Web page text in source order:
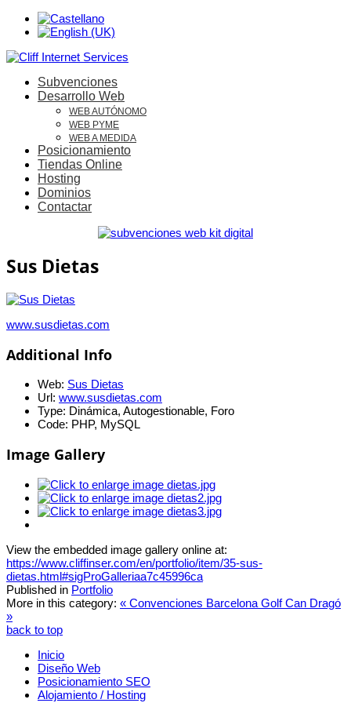
Subvenciones
Desarrollo Web
WEB AUTÓNOMO
WEB PYME
WEB A MEDIDA
Posicionamiento
Tiendas Online
Hosting
Dominios
Contactar
Sus Dietas
www.susdietas.com
Additional Info
Web: Sus Dietas
Url: www.susdietas.com
Type: Dinámica, Autogestionable, Foro
Code: PHP, MySQL
Image Gallery
View the embedded image gallery online at:
https://www.cliffinser.com/en/portfolio/item/35-sus-
dietas.html#sigProGalleriaa7c45996ca
Published in Portfolio
More in this category: « Convenciones Barcelona Golf Can Dragó
»
back to top
Inicio
Diseño Web
Posicionamiento SEO
Alojamiento / Hosting